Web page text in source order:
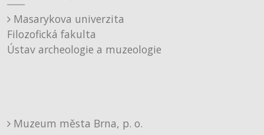
Masarykova univerzita
Filozofická fakulta
Ústav archeologie a muzeologie
Muzeum města Brna, p. o.